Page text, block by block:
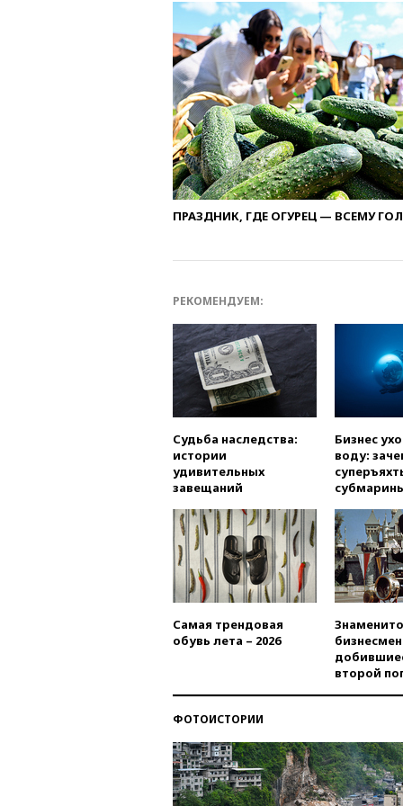
ПРАЗДНИК, ГДЕ ОГУРЕЦ — ВСЕМУ
РЕКОМЕНДУЕМ:
Судьба наследства:
истории
удивительных
завещаний
Бизнес
воду:
Самая трендовая
обувь лета – 2026
второй
ФОТОИСТОРИИ